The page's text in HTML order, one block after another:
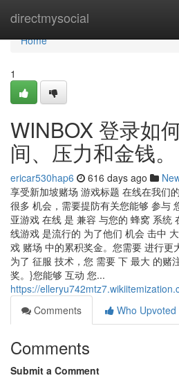
directmysocial
Home
Home
1
WINBOX 登录如
间、压力和金钱。
ericar530hap6 616 days ago
享受新加坡赌场 游戏标题 在线在我们
很多 机会，需要提防有关您能够 参与
亚游戏 在线 是 兼容 与您的 蜂窝 系统
线游戏 是流行的 为了他们 机会 击中
戏 赌场 中的累积奖金。您需要 进行更
为了 征服 技术，您 需要 下 最大 的赌
奖。}您能够 互动 您...
https://
Comments
Who Upvoted
Comments
Submit a Comment